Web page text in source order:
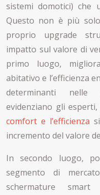
sistemi domotici) che
Questo non è più
proprio upgrade
impatto sul valore di
primo luogo,
abitativo e l’efficienza
determinanti nelle
evidenziano gli
comfort e l’efficienza
incremento del valore
In secondo luogo,
segmento di
schermature smart